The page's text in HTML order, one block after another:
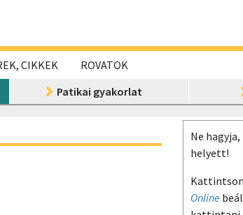
CIKKEK
ROVATOK
Patikai gyakorlat
Ne
helyett!
Online